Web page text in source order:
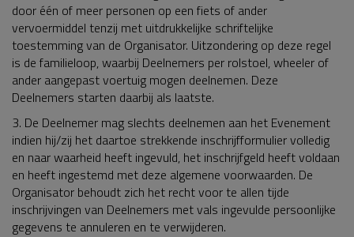
door één of meer personen op een fiets of ander
vervoermiddel tenzij met uitdrukkelijke schriftelijke
toestemming van de Organisator. Uitzondering op deze regel
is de familieloop, waarbij Deelnemers per rolstoel, wheeler of
ander aangepast voertuig mogen deelnemen. Deze
Deelnemers starten daarbij als laatste.
3. De Deelnemer mag slechts deelnemen aan het Evenement
indien hij/zij het daartoe strekkende inschrijfformulier volledig
en naar waarheid heeft ingevuld, het inschrijfgeld heeft voldaan
en heeft ingestemd met deze algemene voorwaarden. De
Organisator behoudt zich het recht voor te allen tijde
inschrijvingen van Deelnemers met vals ingevulde persoonlijke
gegevens te annuleren en te verwijderen.